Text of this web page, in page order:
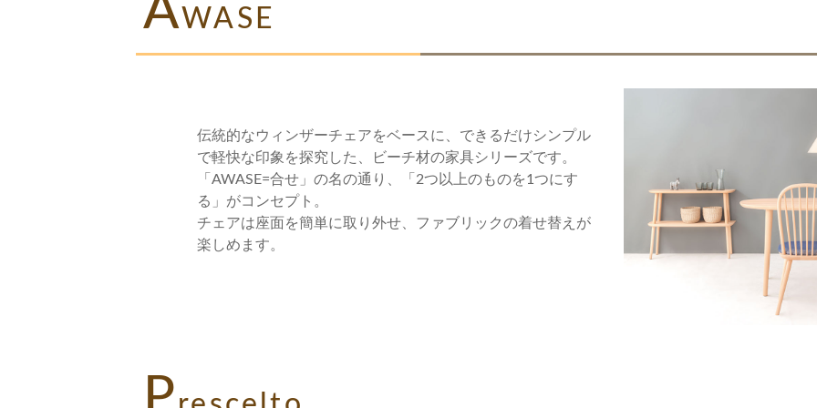
AWASE
伝統的なウィンザーチェアをベースに、できるだけシンプル
で軽快な印象を探究した、ビーチ材の家具シリーズです。
「AWASE=合せ」の名の通り、「2つ以上のものを1つにす
る」がコンセプト。
チェアは座面を簡単に取り外せ、ファブリックの着せ替えが
楽しめます。